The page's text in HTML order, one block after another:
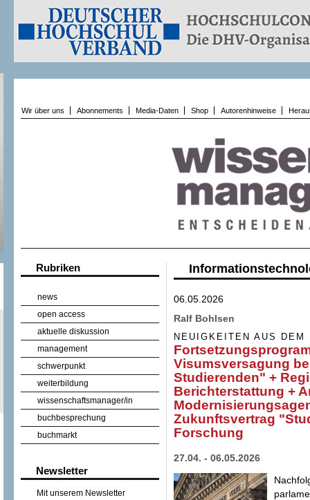
Wir über uns Abonnements Media-Daten Shop Autorenhinweise
Rubriken
news
open access
aktuelle diskussion
management
schwerpunkt
weiterbildung
wissenschaftsmanager/in
buchbesprechung
buchmarkt
Newsletter
Mit unserem Newsletter
06.05.2026
Ralf Bohlsen
NEUIGKEITEN AUS DEM
Visumsversagung
Studierenden" +
Berichterstattung +
Zukunftsvertrag
Forschung
27.04. - 06.05.2026